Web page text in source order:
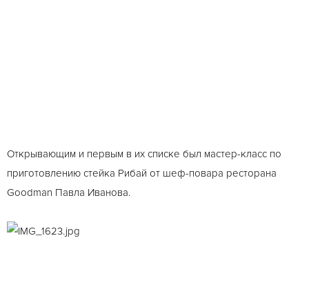
Открывающим и первым в их списке был мастер-класс по
приготовлению стейка Рибай от шеф-повара ресторана
Goodman Павла Иванова.